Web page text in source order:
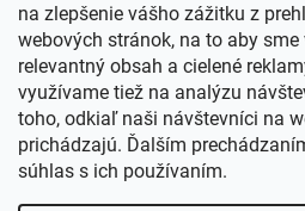
na zlepšenie vášho zážitku z
webových stránok, na to aby
relevantný obsah a cielené
využívame tiež na analýzu
toho, odkiaľ naši návštevníci na
prichádzajú. Ďalším
súhlas s ich používaním.